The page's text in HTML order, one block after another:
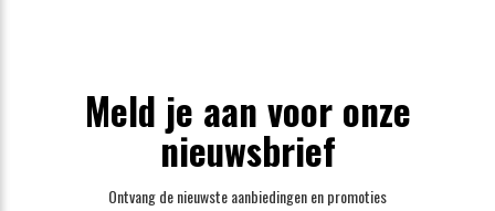
Meld je aan voor onze
nieuwsbrief
Ontvang de nieuwste aanbiedingen en promoties